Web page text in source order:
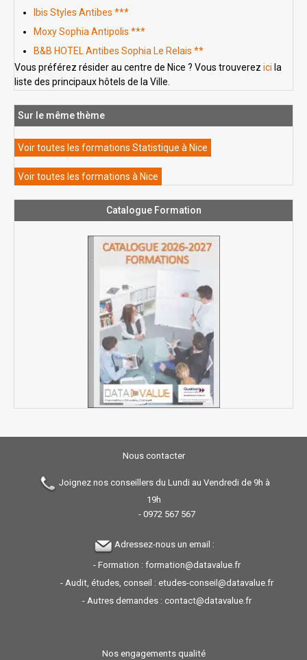
Ibis Styles Antibes ***
Moxy Sophia Antipolis ***
B&B HOTEL Antibes Sophia Le Relais **
Vous préférez résider au centre de Nice ? Vous trouverezici la
liste des principaux hôtels de la Ville.
Sur le même thème
Voir toutes les formations Statistique à Nice
Voir toutes les formations à Nice
Catalogue Formation
Nous contacter
Joignez nos conseillers du Lundi au Vendredi de 9h à
19h
- 0972 567 567
Adressez-nous un email :
- Formation : formation@datavalue.fr
- Audit, études, conseil : etudes-conseil@datavalue.fr
- Autres demandes : contact@datavalue.fr
Nos engagements qualité